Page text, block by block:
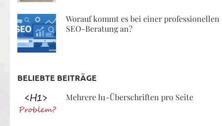
Worauf kommt es bei einer professionellen
SEO-Beratung an?
BELIEBTE BEITRÄGE
Mehrere h1-Überschriften pro Seite